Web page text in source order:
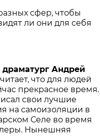
сфер, чтобы
ли они для себя
драматург Андрей
что для людей
прекрасное время.
свои лучшие
на самоизоляции в
Селе во время
Нынешняя